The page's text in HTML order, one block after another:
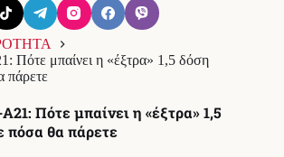
Πότε μπαίνει η «έξτρα» 1,5 δόση
πάρετε
Πότε μπαίνει η «έξτρα» 1,5
πόσα θα πάρετε